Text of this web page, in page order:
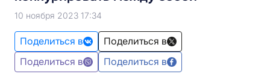
10 ноября 2023 17:34
Поделиться в
Поделиться в
Поделиться в
Поделиться в